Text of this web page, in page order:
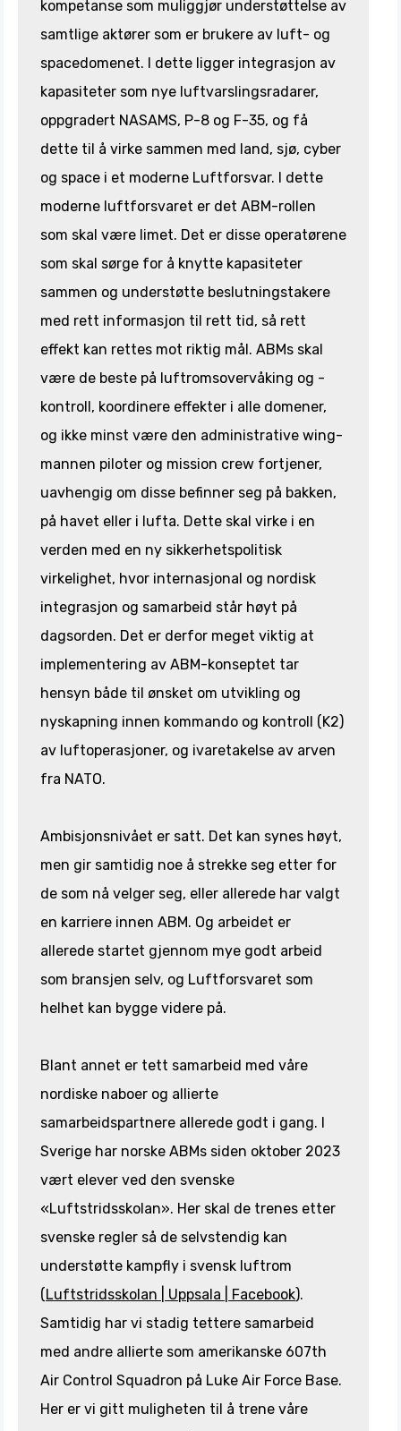
kompetanse som muliggjør understøttelse av
samtlige aktører som er brukere av luft- og
spacedomenet. I dette ligger integrasjon av
kapasiteter som nye luftvarslingsradarer,
oppgradert NASAMS, P-8 og F-35, og få
dette til å virke sammen med land, sjø, cyber
og space i et moderne Luftforsvar. I dette
moderne luftforsvaret er det ABM-rollen
som skal være limet. Det er disse operatørene
som skal sørge for å knytte kapasiteter
sammen og understøtte beslutningstakere
med rett informasjon til rett tid, så rett
effekt kan rettes mot riktig mål. ABMs skal
være de beste på luftromsovervåking og -
kontroll, koordinere effekter i alle domener,
og ikke minst være den administrative wing-
mannen piloter og mission crew fortjener,
uavhengig om disse befinner seg på bakken,
på havet eller i lufta. Dette skal virke i en
verden med en ny sikkerhetspolitisk
virkelighet, hvor internasjonal og nordisk
integrasjon og samarbeid står høyt på
dagsorden. Det er derfor meget viktig at
implementering av ABM-konseptet tar
hensyn både til ønsket om utvikling og
nyskapning innen kommando og kontroll (K2)
av luftoperasjoner, og ivaretakelse av arven
fra NATO.
Ambisjonsnivået er satt. Det kan synes høyt,
men gir samtidig noe å strekke seg etter for
de som nå velger seg, eller allerede har valgt
en karriere innen ABM. Og arbeidet er
allerede startet gjennom mye godt arbeid
som bransjen selv, og Luftforsvaret som
helhet kan bygge videre på.
Blant annet er tett samarbeid med våre
nordiske naboer og allierte
samarbeidspartnere allerede godt i gang. I
Sverige har norske ABMs siden oktober 2023
vært elever ved den svenske
«Luftstridsskolan». Her skal de trenes etter
svenske regler så de selvstendig kan
understøtte kampfly i svensk luftrom
(Luftstridsskolan | Uppsala | Facebook).
Samtidig har vi stadig tettere samarbeid
med andre allierte som amerikanske 607th
Air Control Squadron på Luke Air Force Base.
Her er vi gitt muligheten til å trene våre